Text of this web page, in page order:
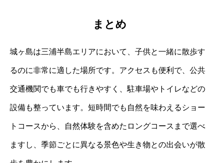
まとめ
城ヶ島は三浦半島エリアにおいて、子供と一緒に散歩す
るのに非常に適した場所です。アクセスも便利で、公共
交通機関でも車でも行きやすく、駐車場やトイレなどの
設備も整っています。短時間でも自然を味わえるショー
トコースから、自然体験を含めたロングコースまで選べ
ますし、季節ごとに異なる景色や生き物との出会いが散